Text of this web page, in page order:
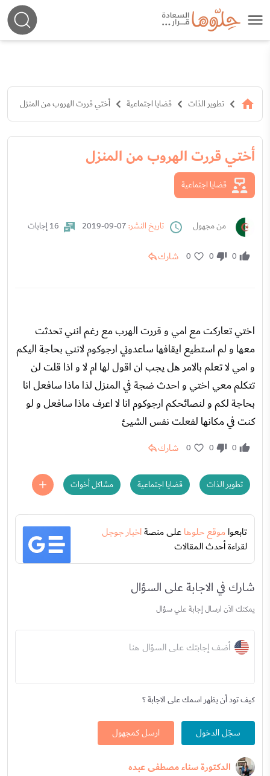
تطوير الذات قضايا اجتماعية أختي قررت الهروب من المنزل
أختي قررت الهروب من المنزل
قضايا اجتماعية
من مجهول تاريخ النشر: 16 إجابات
0
0
0 شارك
اختي تعاركت مع امي و قررت الهرب مع رغم انني تحدثت
معها و لم استطيع ايقافها ساعدوني ارجوكوم لانني بحاجة اليكم
و امي لا تعلم بالامر هل يجب ان اقول لها ام لا و اذا قلت لن
تتكلم معي اختي و احدث ضجة في المنزل لذا ماذا سافعل انا
بحاجة لكم و لنصائحكم ارجوكوم انا لا اعرف ماذا سافعل و لو
كنت في مكانها لفعلت نفس الشيئ
0
0
0 شارك
تطوير الذات قضايا اجتماعية مشاكل أخوات
تابعواموقع حلوهاعلى منصةاخبار جوجل
لقراءة أحدث المقالات
شارك في الاجابة على السؤال
يمكنك الآن ارسال إجابة علي سؤال
أضف إجابتك على السؤال هنا
كيف تود أن يظهر اسمك على الاجابة ؟
سجّل الدخول ارسل كمجهول
الدكتورة سناء مصطفى عبده